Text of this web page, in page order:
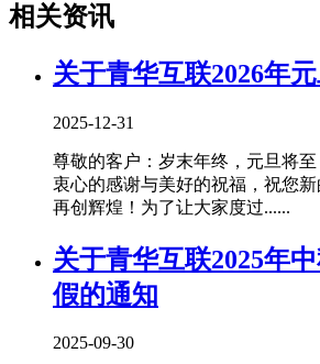
相关资讯
关于青华互联2026年
2025-12-31
尊敬的客户：岁末年终，元旦将
衷心的感谢与美好的祝福，祝您新
再创辉煌！为了让大家度过......
关于青华互联2025年
假的通知
2025-09-30